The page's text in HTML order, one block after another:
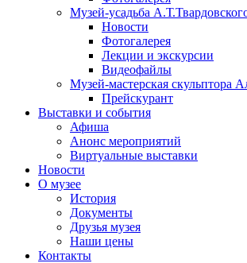
Музей-усадьба
Новости
Фотогалерея
Лекции и экскурсии
Видеофайлы
Музей-мастерская скульптора
Прейскурант
Выставки и события
Афиша
Анонс мероприятий
Виртуальные выставки
Новости
О музее
История
Документы
Друзья музея
Наши цены
Контакты